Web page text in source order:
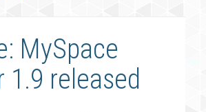
MySpace
1.9 released